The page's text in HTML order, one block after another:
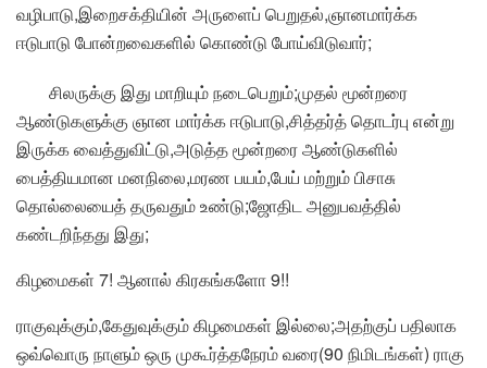
வழிபாடு,இறைசக்தியின் அருளைப் பெறுதல்,ஞானமார்க்க
ஈடுபாடு போன்றவைகளில் கொண்டு போய்விடுவார்;
சிலருக்கு இது மாறியும் நடைபெறும்;முதல் மூன்றரை
ஆண்டுகளுக்கு ஞான மார்க்க ஈடுபாடு,சித்தர்த் தொடர்பு என்று
இருக்க வைத்துவிட்டு,அடுத்த மூன்றரை ஆண்டுகளில்
பைத்தியமான மனநிலை,மரண பயம்,பேய் மற்றும் பிசாசு
தொல்லையைத் தருவதும் உண்டு;ஜோதிட அனுபவத்தில்
கண்டறிந்தது இது;
கிழமைகள் 7! ஆனால் கிரகங்களோ 9!!
ராகுவுக்கும்,கேதுவுக்கும் கிழமைகள் இல்லை;அதற்குப் பதிலாக
ஒவ்வொரு நாளும் ஒரு முகூர்த்தநேரம் வரை(90 நிமிடங்கள்) ராகு